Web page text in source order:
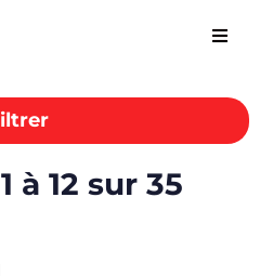
à 12 sur 35